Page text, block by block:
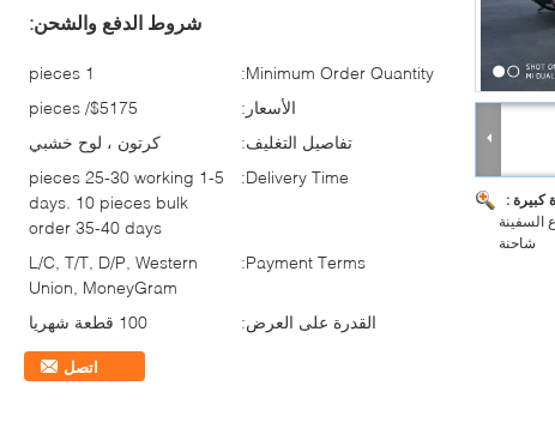
كبيرة :
السفينة
شاحنة
شروط الدفع والشحن:
Minimum Order Quantity:
1 pieces
الأسعار:
$5175/ pieces
تفاصيل التغليف:
كرتون ، لوح خشبي
Delivery Time:
1-5 pieces 25-30 working
days. 10 pieces bulk
order 35-40 days
Payment Terms:
L/C, T/T, D/P, Western
Union, MoneyGram
القدرة على العرض:
100 قطعة شهريا
اتصل